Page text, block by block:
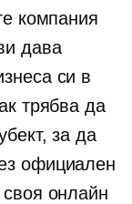
компания
дава
си в
трябва да
за да
официален
онлайн